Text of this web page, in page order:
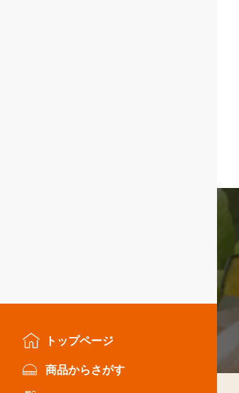
トップページ
商品からさがす